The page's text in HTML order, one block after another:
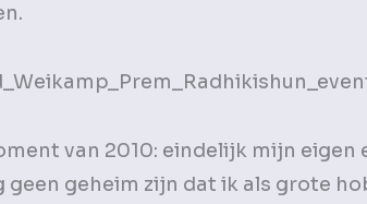
van 2010: eindelijk mijn eigen
geen geheim zijn dat ik als grote